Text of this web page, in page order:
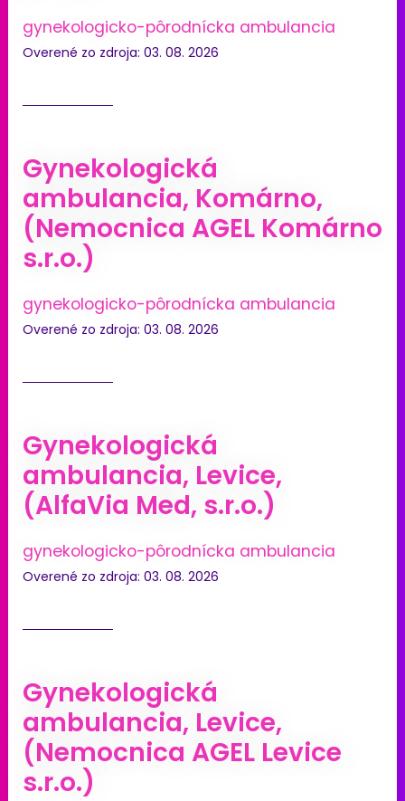
gynekologicko-pôrodnícka ambulancia
Overené zo zdroja: 03. 08. 2026
Gynekologická
ambulancia, Komárno,
(Nemocnica AGEL Komárno
s.r.o.)
gynekologicko-pôrodnícka ambulancia
Overené zo zdroja: 03. 08. 2026
Gynekologická
ambulancia, Levice,
(AlfaVia Med, s.r.o.)
gynekologicko-pôrodnícka ambulancia
Overené zo zdroja: 03. 08. 2026
Gynekologická
ambulancia, Levice,
(Nemocnica AGEL Levice
s.r.o.)